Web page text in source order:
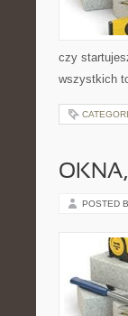
czy
wszystkich
POSTED